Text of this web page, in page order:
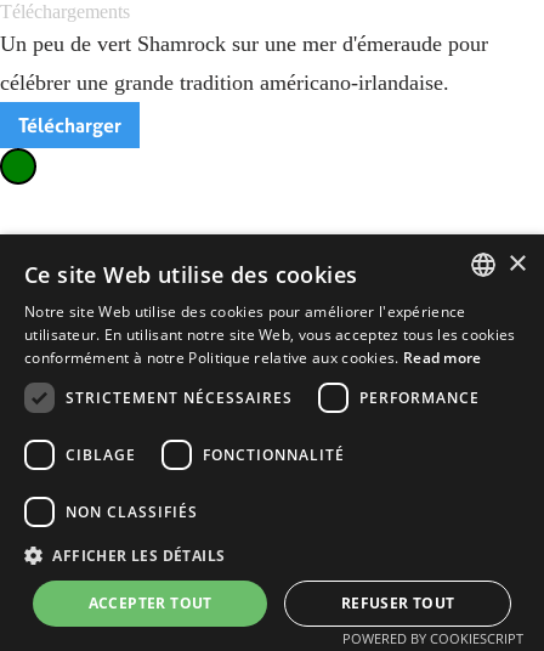
Téléchargements
Un peu de vert Shamrock sur une mer d'émeraude pour
célébrer une grande tradition américano-irlandaise.
Télécharger
ENGLISH
FRENCH
×
Ce site Web utilise des cookies
Notre site Web utilise des cookies pour améliorer l'expérience
utilisateur. En utilisant notre site Web, vous acceptez tous les cookies
conformément à notre Politique relative aux cookies. Read more
STRICTEMENT NÉCESSAIRES
PERFORMANCE
CIBLAGE FONCTIONNALITÉ
NON CLASSIFIÉS
AFFICHER LES DÉTAILS
ACCEPTER TOUT REFUSER TOUT
POWERED BY COOKIESCRIPT